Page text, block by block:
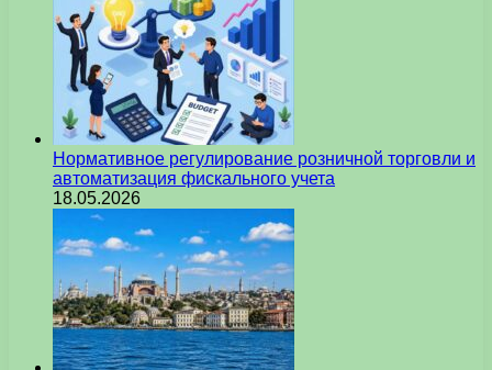
Нормативное регулирование розничной торговли и
автоматизация фискального учета
18.05.2026